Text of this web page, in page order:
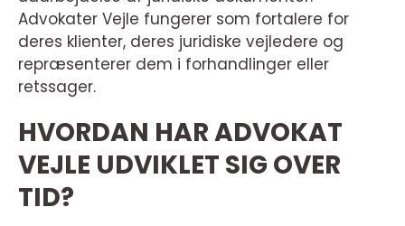
Advokater Vejle fungerer som fortalere for
deres klienter, deres juridiske vejledere og
repræsenterer dem i forhandlinger eller
retssager.
HVORDAN HAR ADVOKAT
VEJLE UDVIKLET SIG OVER
TID?